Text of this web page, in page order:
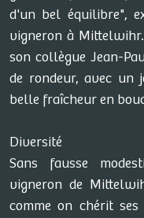
d'un bel équilibre",
vigneron à
son collègue Jean-
de rondeur, avec un
belle fraîcheur en
Diversité
Sans fausse
vigneron de
comme on chérit